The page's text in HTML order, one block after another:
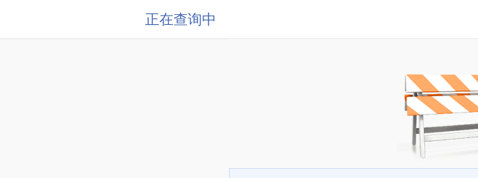
正在查询中